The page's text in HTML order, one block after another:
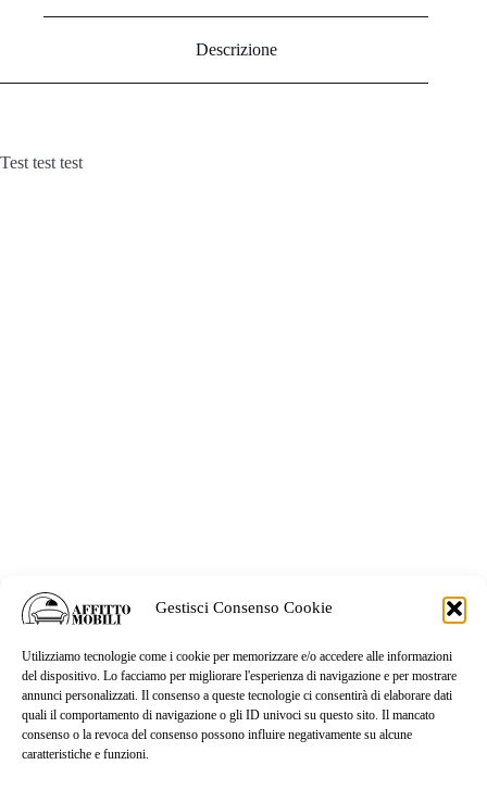
Gestisci Consenso Cookie
Utilizziamo tecnologie come i cookie per memorizzare e/o accedere alle informazioni
del dispositivo. Lo facciamo per migliorare l'esperienza di navigazione e per mostrare
annunci personalizzati. Il consenso a queste tecnologie ci consentirà di elaborare dati
quali il comportamento di navigazione o gli ID univoci su questo sito. Il mancato
consenso o la revoca del consenso possono influire negativamente su alcune
caratteristiche e funzioni.
Descrizione
Test test test